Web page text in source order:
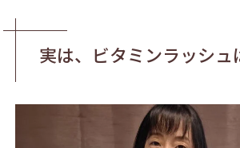
実は、ビタミンラッシュ